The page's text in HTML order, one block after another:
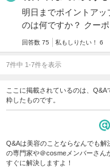
明日までポイントア
のは何ですか？ クー
回答数 75 私もしりたい！ 6
7件中 1-7件を表示
ここに掲載されているのは、
粋したものです。
Q&Aは美容のことならなんでも
の専門家や＠cosmeメンバーさん
すぐに解決しますよ！